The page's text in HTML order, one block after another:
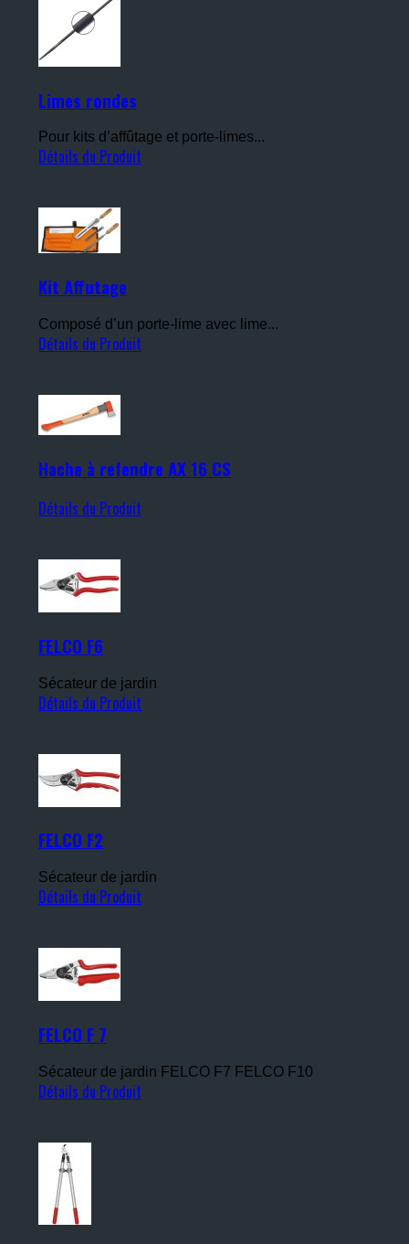
Limes rondes
Pour kits d’affûtage et porte-limes...
Détails du Produit
Kit Affutage
Composé d’un porte-lime avec lime...
Détails du Produit
Hache à refendre AX 16 CS
Détails du Produit
FELCO F6
Sécateur de jardin
Détails du Produit
FELCO F2
Sécateur de jardin
Détails du Produit
FELCO F 7
Sécateur de jardin FELCO F7 FELCO F10
Détails du Produit